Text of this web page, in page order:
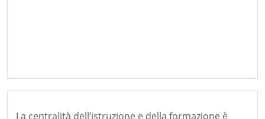
La centralità dell’istruzione e della formazione è